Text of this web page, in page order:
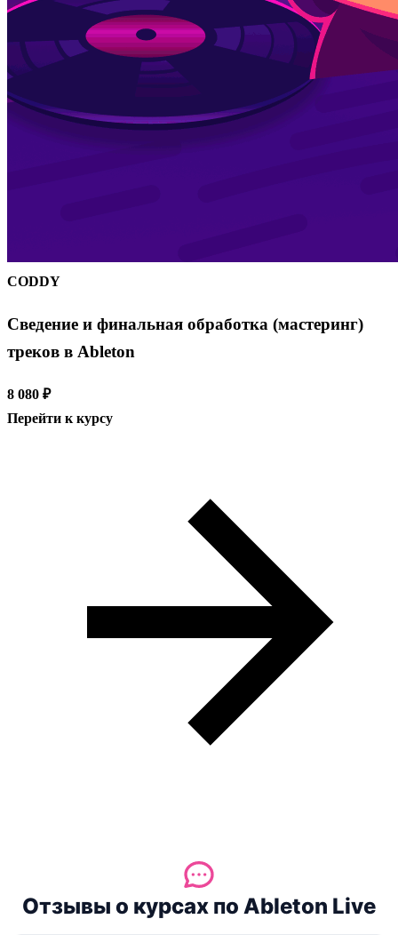
CODDY
Сведение и финальная обработка (мастеринг)
треков в Ableton
8 080 ₽
Перейти к курсу
Отзывы о курсах по Ableton Live